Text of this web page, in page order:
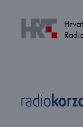
Playback
Rate
Descriptions